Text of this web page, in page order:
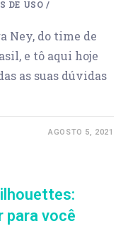
DE USO /
Ney, do time de
e tô aqui hoje
as suas dúvidas
AGOSTO 5, 2021
para você